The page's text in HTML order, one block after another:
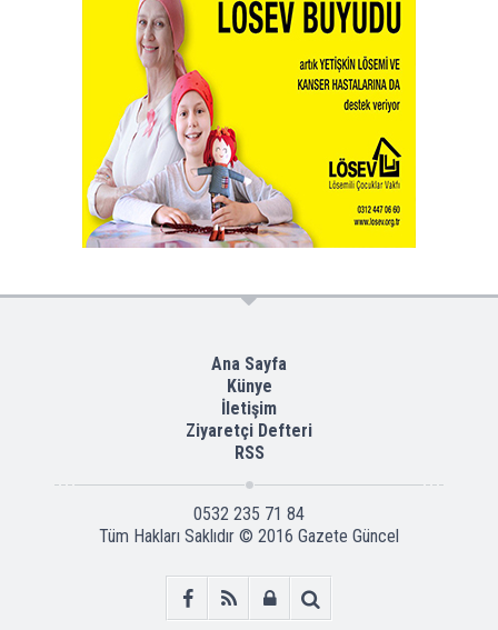
Ana Sayfa
Künye
İletişim
Ziyaretçi Defteri
RSS
0532 235 71 84
Tüm Hakları Saklıdır © 2016 Gazete Güncel